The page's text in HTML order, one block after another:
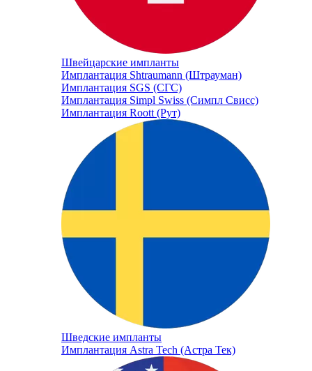
Швейцарские импланты
Имплантация Shtraumann (Штрауман)
Имплантация SGS (СГС)
Имплантация Simpl Swiss (Симпл Свисс)
Имплантация Roott (Рут)
Шведские импланты
Имплантация Astra Tech (Астра Тек)